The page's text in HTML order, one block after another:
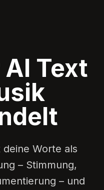
Text
Worte als
– Stimmung,
– und